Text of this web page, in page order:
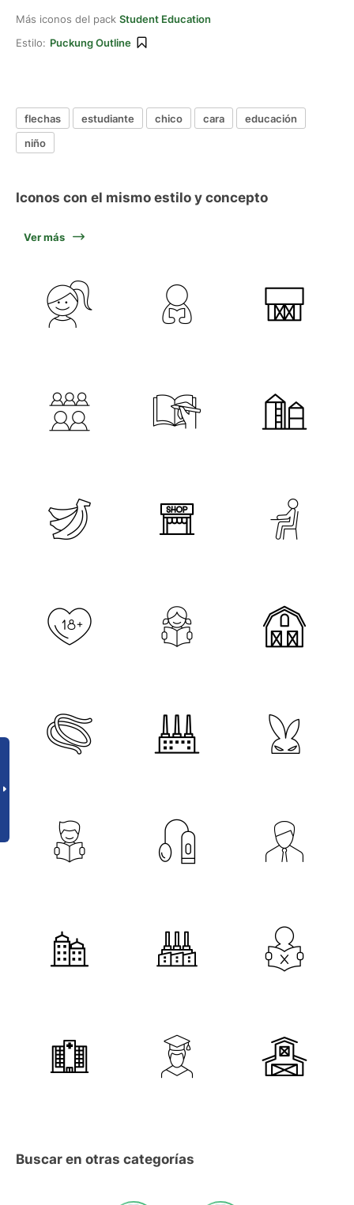
Más iconos del pack Student Education
Estilo: Puckung Outline
flechas estudiante chico cara
educación
niño
Iconos con el mismo estilo y concepto
Ver más
Buscar en otras categorías